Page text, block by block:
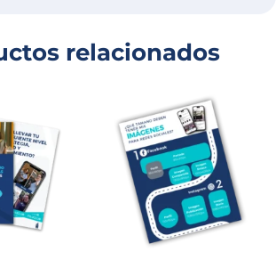
relacionados